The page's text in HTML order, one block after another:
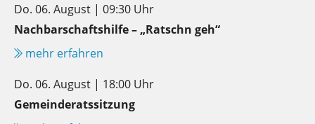
Do. 06. August | 09:30 Uhr
Nachbarschaftshilfe – „Ratschn geh“
mehr erfahren
Do. 06. August | 18:00 Uhr
Gemeinderatssitzung